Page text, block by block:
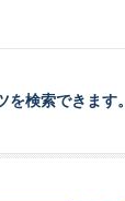
検索できます。